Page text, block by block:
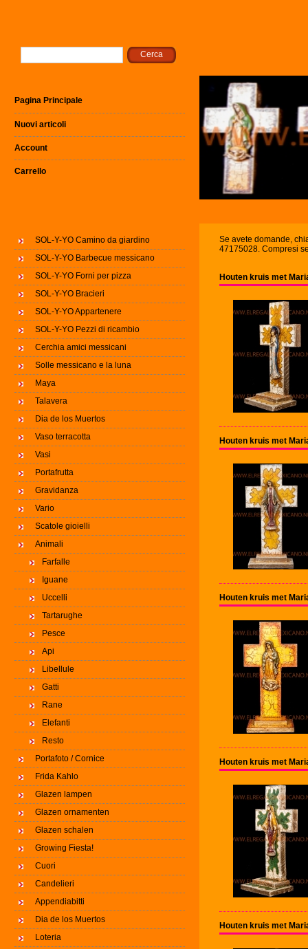
Pagina Principale
Nuovi articoli
Account
Carrello
SOL-Y-YO Camino da giardino
SOL-Y-YO Barbecue messicano
SOL-Y-YO Forni per pizza
SOL-Y-YO Bracieri
SOL-Y-YO Appartenere
SOL-Y-YO Pezzi di ricambio
Cerchia amici messicani
Solle messicano e la luna
Maya
Talavera
Dia de los Muertos
Vaso terracotta
Vasi
Portafrutta
Gravidanza
Vario
Scatole gioielli
Animali
Farfalle
Iguane
Uccelli
Tartarughe
Pesce
Api
Libellule
Gatti
Rane
Elefanti
Resto
Portafoto / Cornice
Frida Kahlo
Glazen lampen
Glazen ornamenten
Glazen schalen
Growing Fiesta!
Cuori
Candelieri
Appendiabitti
Dia de los Muertos
Loteria
Se avete domande,
47175028. Compresi
Houten kruis met
Houten kruis met
Houten kruis met
Houten kruis met
Houten kruis met